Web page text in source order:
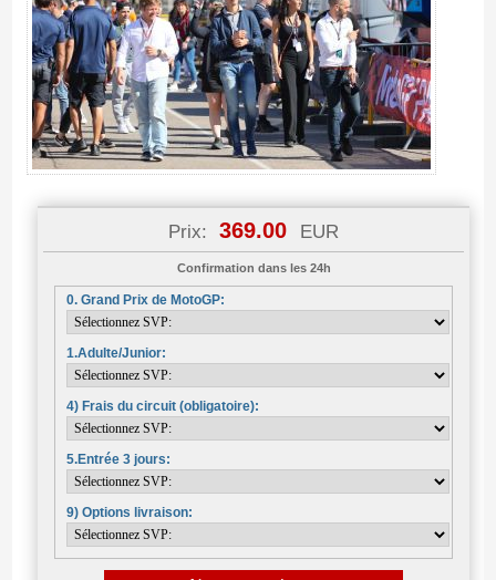
Prix: 369.00 EUR
Confirmation dans les 24h
0. Grand Prix de MotoGP:
1.Adulte/Junior:
4) Frais du circuit (obligatoire):
5.Entrée 3 jours:
9) Options livraison: